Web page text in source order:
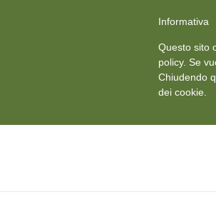
info@aceper.it
Informativa
Questo sito
policy. Se
Chiudendo
dei cookie.